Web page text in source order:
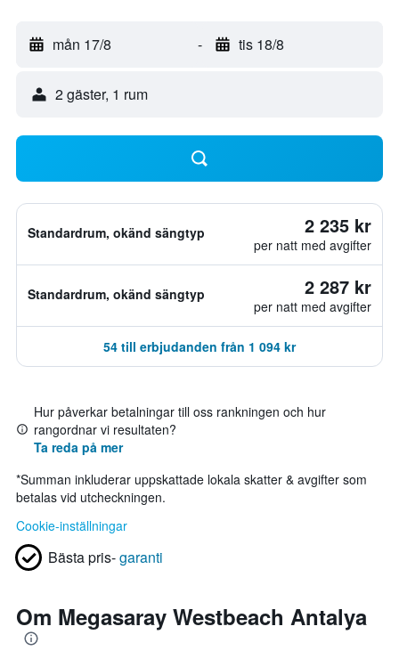
mån 17/8 - tis 18/8
2 gäster, 1 rum
Standardrum, okänd sängtyp 2 235 kr
per natt med avgifter
Standardrum, okänd sängtyp 2 287 kr
per natt med avgifter
54 till erbjudanden från 1 094 kr
Hur påverkar betalningar till oss rankningen och hur
rangordnar vi resultaten?
Ta reda på mer
*Summan inkluderar uppskattade lokala skatter & avgifter som
betalas vid utcheckningen.
Cookie-inställningar
Bästa pris-garanti
Om Megasaray Westbeach Antalya